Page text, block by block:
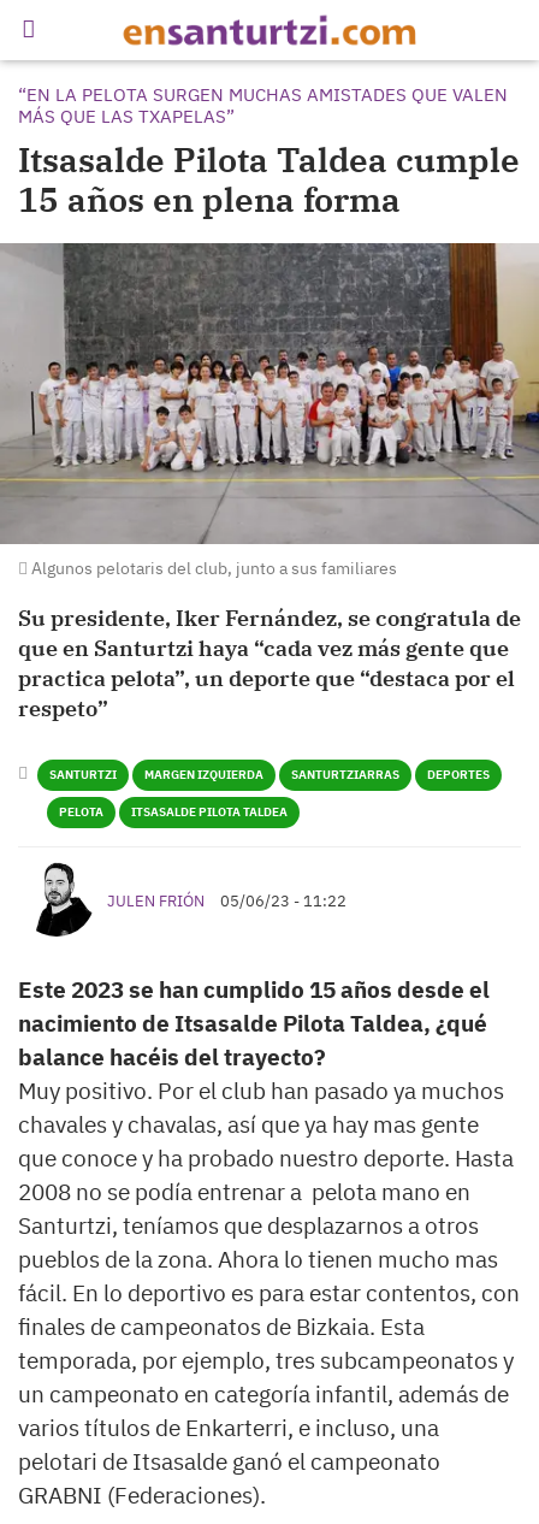
“EN LA PELOTA SURGEN MUCHAS AMISTADES QUE VALEN
MÁS QUE LAS TXAPELAS”
Itsasalde Pilota Taldea cumple
15 años en plena forma
Algunos pelotaris del club, junto a sus familiares
Su presidente, Iker Fernández, se congratula de
que en Santurtzi haya “cada vez más gente que
practica pelota”, un deporte que “destaca por el
respeto”
SANTURTZI MARGEN IZQUIERDA SANTURTZIARRAS DEPORTES
PELOTA ITSASALDE PILOTA TALDEA
JULEN FRIÓN 05/06/23 - 11:22
Este 2023 se han cumplido 15 años desde el
nacimiento de Itsasalde Pilota Taldea, ¿qué
balance hacéis del trayecto?
Muy positivo. Por el club han pasado ya muchos
chavales y chavalas, así que ya hay mas gente
que conoce y ha probado nuestro deporte. Hasta
2008 no se podía entrenar a pelota mano en
Santurtzi, teníamos que desplazarnos a otros
pueblos de la zona. Ahora lo tienen mucho mas
fácil. En lo deportivo es para estar contentos, con
finales de campeonatos de Bizkaia. Esta
temporada, por ejemplo, tres subcampeonatos y
un campeonato en categoría infantil, además de
varios títulos de Enkarterri, e incluso, una
pelotari de Itsasalde ganó el campeonato
GRABNI (Federaciones).